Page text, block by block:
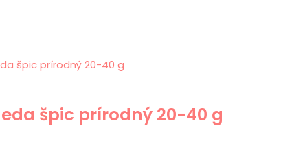
špic prírodný 20-40 g